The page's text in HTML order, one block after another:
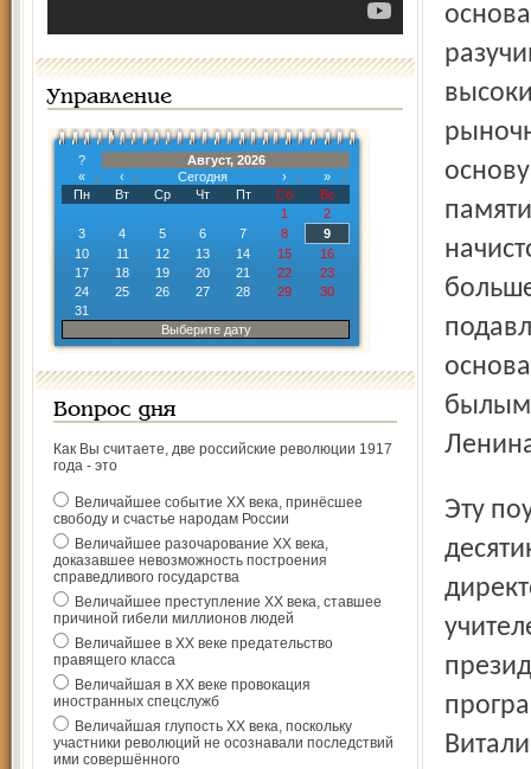
Управление
?
Август, 2026
«
‹ Сегодня ›
»
Пн
Вт Ср Чт Пт Сб
Вс
1
2
3
4 5 6 7 8
9
10
11 12 13 14 15
16
17
18 19 20 21 22
23
24
25 26 27 28 29
30
31
Выберите дату
Вопрос дня
Как Вы считаете, две российские революции 1917
года - это
Величайшее событие ХХ века, принёсшее
свободу и счастье народам России
Величайшее разочарование ХХ века,
доказавшее невозможность построения
справедливого государства
Величайшее преступление ХХ века, ставшее
причиной гибели миллионов людей
Величайшее в ХХ веке предательство
правящего класса
Величайшая в ХХ веке провокация
иностранных спецслужб
Величайшая глупость ХХ века, поскольку
участники революций не осознавали последствий
ими совершённого
Эту поучительную и для дней сегодняшних книгу